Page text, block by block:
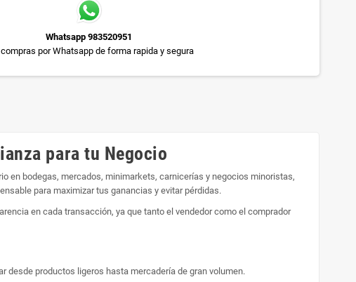
Whatsapp 983520951
por Whatsapp de forma rapida y segura
para tu Negocio
en bodegas, mercados, minimarkets, carnicerías y negocios minoristas,
para maximizar tus ganancias y evitar pérdidas.
en cada transacción, ya que tanto el vendedor como el comprador
desde productos ligeros hasta mercadería de gran volumen.